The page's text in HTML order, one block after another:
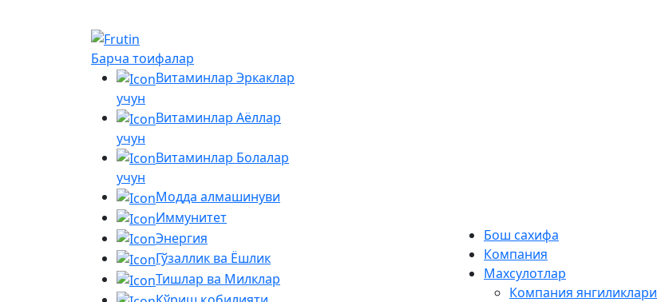
Барча тоифалар
Витаминлар Эркаклар
учун
Витаминлар Аёллар
учун
Витаминлар Болалар
учун
Модда алмашинуви
Иммунитет
Энергия
Гўзаллик ва Ёшлик
Тишлар ва Милклар
Бош сахифа
Компания
Махсулотлар
Компания янгиликлари